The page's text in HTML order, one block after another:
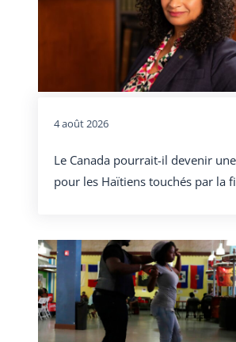
4 août 2026
Le Canada pourrait-il devenir
pour les Haïtiens touchés par la